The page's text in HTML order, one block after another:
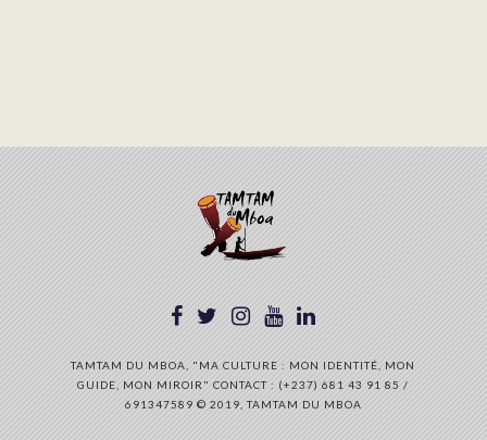
TAMTAM DU MBOA, "MA CULTURE : MON IDENTITÉ, MON
GUIDE, MON MIROIR" CONTACT : (+237) 681 43 91 85 /
691347589 © 2019, TAMTAM DU MBOA